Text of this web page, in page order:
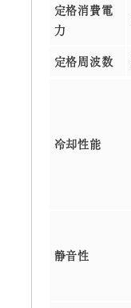
定格消費電
力
定格周波数
冷却性能
静音性